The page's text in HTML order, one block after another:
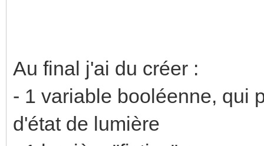
local RGBplinthes =
local Wplinthes =
Au final j'ai du créer :
- 1 variable booléenne, qui
d'état de lumière